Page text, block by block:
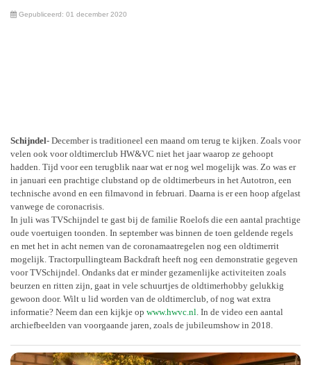
Gepubliceerd: 01 december 2020
Schijndel- December is traditioneel een maand om terug te kijken. Zoals voor
velen ook voor oldtimerclub HW&VC niet het jaar waarop ze gehoopt
hadden. Tijd voor een terugblik naar wat er nog wel mogelijk was. Zo was er
in januari een prachtige clubstand op de oldtimerbeurs in het Autotron, een
technische avond en een filmavond in februari. Daarna is er een hoop afgelast
vanwege de coronacrisis.
In juli was TVSchijndel te gast bij de familie Roelofs die een aantal prachtige
oude voertuigen toonden. In september was binnen de toen geldende regels
en met het in acht nemen van de coronamaatregelen nog een oldtimerrit
mogelijk. Tractorpullingteam Backdraft heeft nog een demonstratie gegeven
voor TVSchijndel. Ondanks dat er minder gezamenlijke activiteiten zoals
beurzen en ritten zijn, gaat in vele schuurtjes de oldtimerhobby gelukkig
gewoon door. Wilt u lid worden van de oldtimerclub, of nog wat extra
informatie? Neem dan een kijkje op www.hwvc.nl . In de video een aantal
archiefbeelden van voorgaande jaren, zoals de jubileumshow in 2018.